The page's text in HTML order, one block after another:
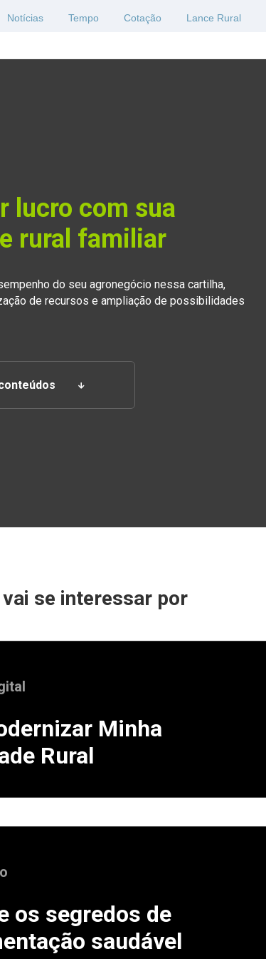
Notícias Tempo Cotação Lance Rural
lucro com sua
rural familiar
do seu agronegócio nessa cartilha,
de recursos e ampliação de possibilidades
se interessar por
Minha
Rural
os segredos de
saudável